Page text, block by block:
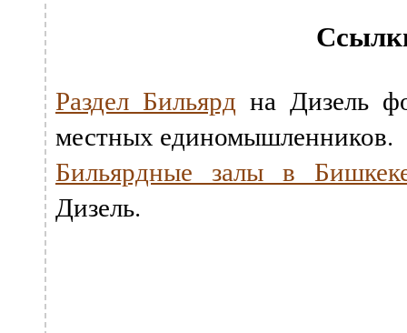
Раздел Бильярд на Дизель
местных единомышленников.
Бильярдные залы в
Дизель.